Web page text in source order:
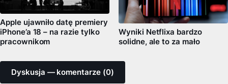
Apple ujawniło datę premiery
iPhone’a 18 – na razie tylko
pracownikom
Wyniki Netflixa bardzo
solidne, ale to za mało
Dyskusja — komentarze (0)